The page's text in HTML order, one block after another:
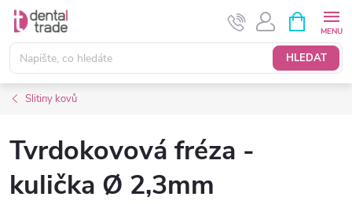
Přejít
obsah
HLEDAT
NÁKUPNÍ
KOŠÍK
Slitiny kovů
Tvrdokovová fréza -
kulička Ø 2,3mm